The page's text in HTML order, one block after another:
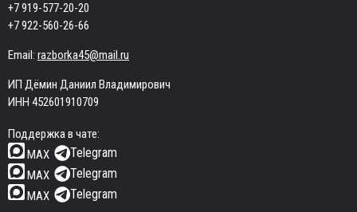
+7 919-577-20-20
+7 922-560-26-66
Email: razborka45@mail.ru
ИП Дёмин Даниил Владимирович
ИНН 452601910709
Поддержка в чате:
MAX
Telegram
MAX Telegram
MAX Telegram